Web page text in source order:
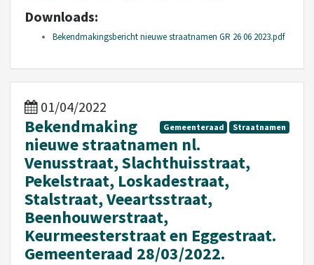
Downloads:
Bekendmakingsbericht nieuwe straatnamen GR 26 06 2023.pdf
01/04/2022
Gemeenteraad Straatnamen
Bekendmaking
nieuwe straatnamen nl.
Venusstraat, Slachthuisstraat,
Pekelstraat, Loskadestraat,
Stalstraat, Veeartsstraat,
Beenhouwerstraat,
Keurmeesterstraat en Eggestraat.
Gemeenteraad 28/03/2022.